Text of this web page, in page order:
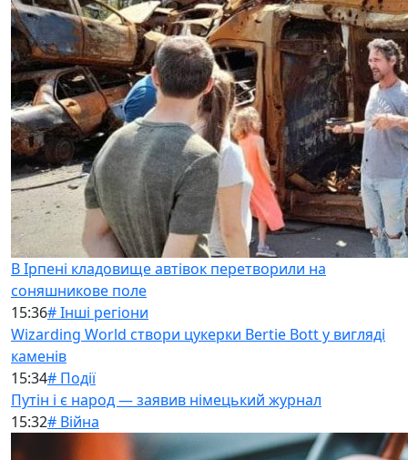
В Ірпені кладовище автівок перетворили на
соняшникове поле
15:36# Інші регіони
Wizarding World створи цукерки Bertie Bott у вигляді
каменів
15:34# Події
Путін і є народ — заявив німецький журнал
15:32# Війна